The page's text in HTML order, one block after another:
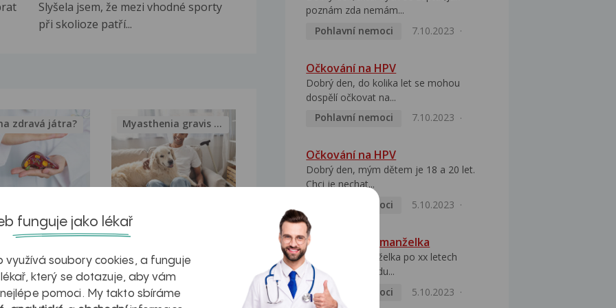
Slyšela jsem, že mezi vhodné sporty
při skolioze patří...
v datech a
zdravá játra?
Inovativní
myastenie –
naděje pro ty,
Myasthenia gravis – vše, co...
poznám zda nemám...
Pohlavní nemoci
7.10.2023
Očkování na HPV
Dobrý den, do kolika let se mohou
dospělí očkovat na...
Pohlavní nemoci
7.10.2023
Očkování na HPV
Dobrý den, mým dětem je 18 a 20 let.
Chci je nechat...
Pohlavní nemoci
5.10.2023
HPV pozitivní manželka
Dobrý den, manželka po xx letech
přivezla z Východu...
Pohlavní nemoci
5.10.2023
funguje jako lékař
využívá soubory cookies, a funguje
který se dotazuje, aby vám
pomoci. My takto sbíráme